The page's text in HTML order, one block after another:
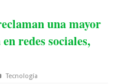
una mayor
redes sociales,
Tecnología